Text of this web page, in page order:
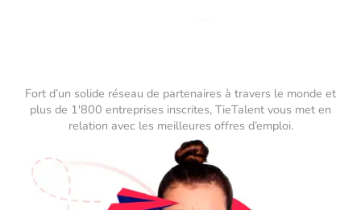
Fort d’un solide réseau de partenaires à travers le monde et
plus de 1'800 entreprises inscrites, TieTalent vous met en
relation avec les meilleures offres d’emploi.